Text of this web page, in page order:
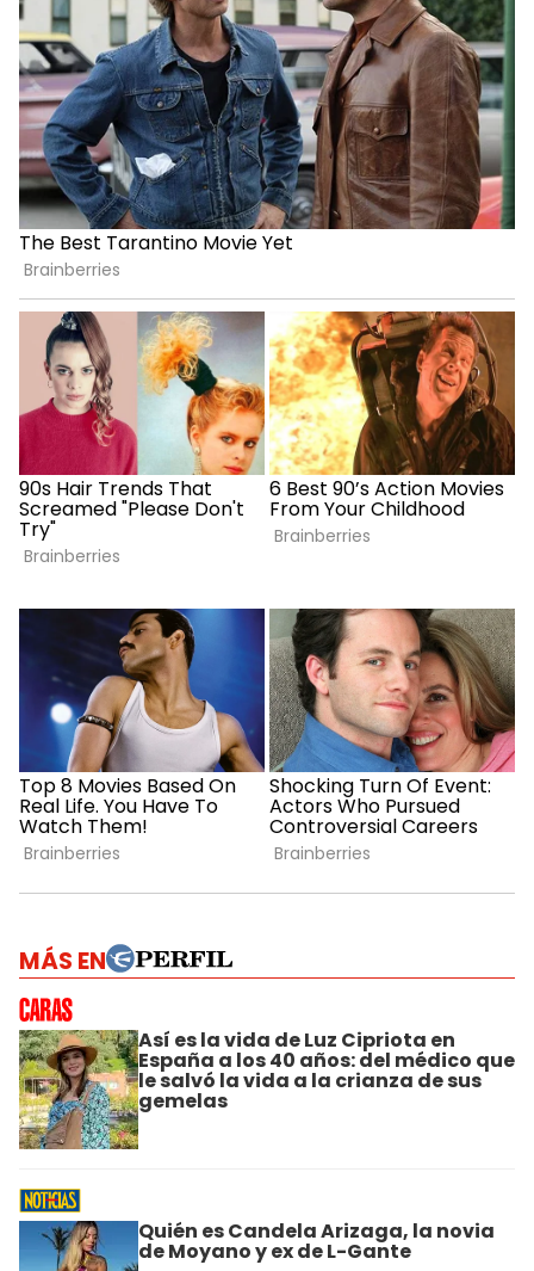
MÁS EN
Así es la vida de Luz Cipriota en
España a los 40 años: del médico que
le salvó la vida a la crianza de sus
gemelas
Quién es Candela Arizaga, la novia
de Moyano y ex de L-Gante